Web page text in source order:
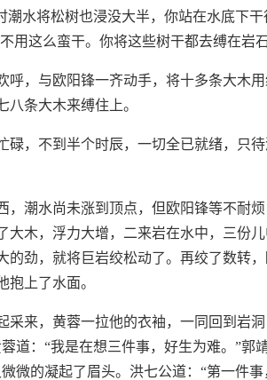
潮水将松树也浸没大半，你站在水底下
用这么蛮干。你将这些树干都去缚在岩
呼，与欧阳锋一齐动手，将十多条大木
八条大木来缚住上。
碌，不到半个时辰，一切全已就绪，只
，潮水尚未涨到顶点，但欧阳锋等不耐烦
大木，浮力大增，二来岩在水中，三份
的劲，就将巨岩绞松动了。再绞了数转
抱上了水面。
采来，黄蓉一拉他的衣袖，一同回到岩
道：“我是在想三件事，好生为难。”郭
微的凝起了眉头。洪七公道：“第一件